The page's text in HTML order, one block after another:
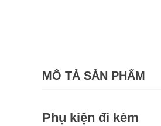
MÔ TẢ SẢN PHẨM
Phụ kiện đi kèm